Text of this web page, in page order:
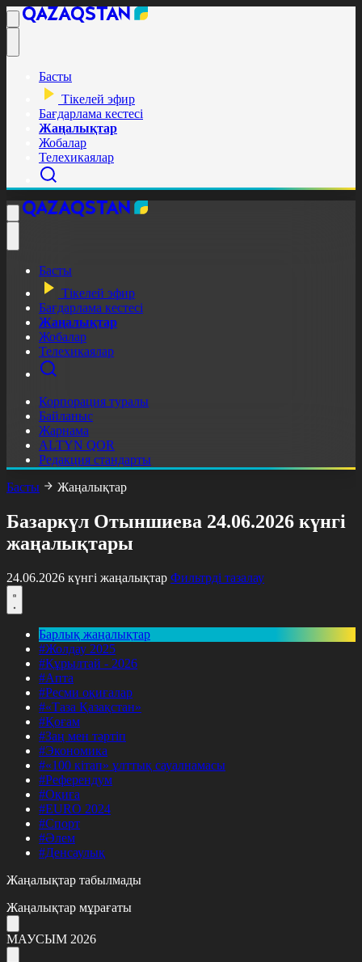
Басты
Тікелей эфир
Бағдарлама кестесі
Жаңалықтар
Жобалар
Телехикаялар
Басты
Тікелей эфир
Бағдарлама кестесі
Жаңалықтар
Жобалар
Телехикаялар
Корпорация туралы
Байланыс
Жарнама
ALTYN QOR
Редакция стандарты
Басты
Жаңалықтар
Базаркүл Отыншиева 24.06.2026 күнгі
жаңалықтары
24.06.2026 күнгі жаңалықтар Фильтрді тазалау
Барлық жаңалықтар
#Жолдау 2025
#Құрылтай - 2026
#Апта
#Ресми оқиғалар
#«Таза Қазақстан»
#Қоғам
#Заң мен тәртіп
#Экономика
#«100 кітап» ұлттық сауалнамасы
#Референдум
#Оқиға
#EURO 2024
#Спорт
#Әлем
#Денсаулық
Жаңалықтар табылмады
Жаңалықтар мұрағаты
МАУСЫМ 2026